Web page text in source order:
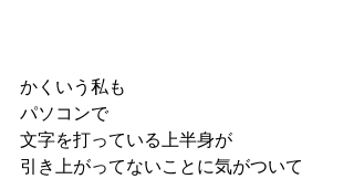
かくいう私も
パソコンで
文字を打っている上半身が
引き上がってないことに気がついて